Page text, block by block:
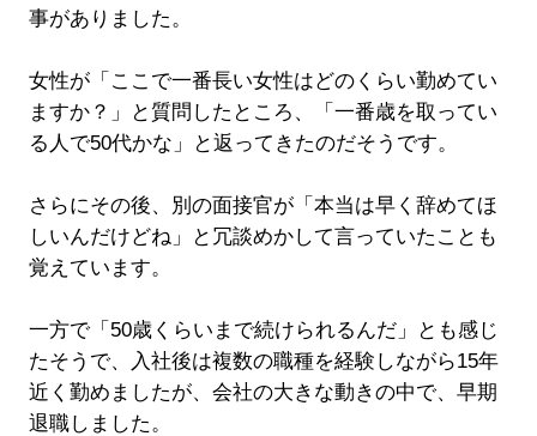
事がありました。
女性が「ここで一番長い女性はどのくらい勤めてい
ますか？」と質問したところ、「一番歳を取ってい
る人で50代かな」と返ってきたのだそうです。
さらにその後、別の面接官が「本当は早く辞めてほ
しいんだけどね」と冗談めかして言っていたことも
覚えています。
一方で「50歳くらいまで続けられるんだ」とも感じ
たそうで、入社後は複数の職種を経験しながら15年
近く勤めましたが、会社の大きな動きの中で、早期
退職しました。